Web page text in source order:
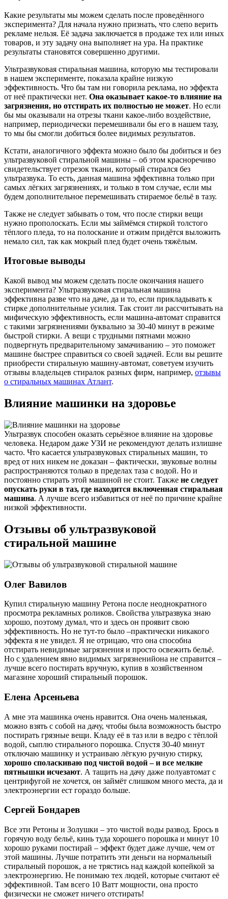
Какие результаты мы можем сделать после проведённого
эксперимента? Для начала нужно признать, что слепо верить
рекламе нельзя. Её задача заключается в продаже тех или иных
товаров, и эту задачу она выполняет на ура. На практике
результаты становятся совершенно другими.
Ультразвуковая стиральная машина, которую мы тестировали
в нашем эксперименте, показала крайне низкую
эффективность. Что бы там ни говорила реклама, но эффекта
от неё практически нет. Она оказывает какое-то влияние на
загрязнения, но отстирать их полностью не может. Но если
бы мы оказывали на отрезы ткани какое-либо воздействие,
например, периодически перемешивали бы его в нашем тазу,
то мы бы смогли добиться более видимых результатов.
Кстати, аналогичного эффекта можно было бы добиться и без
ультразвуковой стиральной машины – об этом красноречиво
свидетельствует отрезок ткани, который стирался без
ультразвука. То есть, данная машина эффективна только при
самых лёгких загрязнениях, и только в том случае, если мы
будем дополнительное перемешивать стираемое бельё в тазу.
Также не следует забывать о том, что после стирки вещи
нужно прополоскать. Если мы займёмся стиркой толстого
тёплого пледа, то на полоскание и отжим придётся выложить
немало сил, так как мокрый плед будет очень тяжёлым.
Итоговые выводы
Какой вывод мы можем сделать после окончания нашего
эксперимента? Ультразвуковая стиральная машина
эффективна разве что на даче, да и то, если прикладывать к
стирке дополнительные усилия. Так стоит ли рассчитывать на
мифическую эффективность, если машина-автомат справится
с такими загрязнениями буквально за 30-40 минут в режиме
быстрой стирки. А вещи с трудными пятнами можно
подвергнуть предварительному замачиванию – это поможет
машине быстрее справиться со своей задачей. Если вы решите
приобрести стиральную машину-автомат, советуем изучить
отзывы владельцев стиралок разных фирм, например, отзывы
о стиральных машинах Атлант.
Влияние машинки на здоровье
Ультразвук способен оказать серьёзное влияние на здоровье
человека. Недаром даже УЗИ не рекомендуют делать излишне
часто. Что касается ультразвуковых стиральных машин, то
вред от них никем не доказан – фактически, звуковые волны
распространяются только в пределах таза с водой. Но и
постоянно стирать этой машиной не стоит. Также не следует
опускать руки в таз, где находится включенная стиральная
машина. А лучше всего избавиться от неё по причине крайне
низкой эффективности.
Отзывы об ультразвуковой
стиральной машине
Олег Вавилов
Купил стиральную машину Ретона после неоднократного
просмотра рекламных роликов. Свойства ультразвука знаю
хорошо, поэтому думал, что и здесь он проявит свою
эффективность. Но не тут-то было –практически никакого
эффекта я не увидел. Я не отрицаю, что она способна
отстирать невидимые загрязнения и просто освежить бельё.
Но с удалением явно видимых загрязненийона не справится –
лучше всего постирать вручную, купив в хозяйственном
магазине хороший стиральный порошок.
Елена Арсеньева
А мне эта машинка очень нравится. Она очень маленькая,
можно взять с собой на дачу, чтобы была возможность быстро
постирать грязные вещи. Кладу её в таз или в ведро с тёплой
водой, сыплю стирального порошка. Спустя 30-40 минут
отключаю машинку и устраиваю лёгкую ручную стирку,
хорошо споласкиваю под чистой водой – и все мелкие
пятнышки исчезают. А тащить на дачу даже полуавтомат с
центрифугой не хочется, он займёт слишком много места, да и
электроэнергии ест гораздо больше.
Сергей Бондарев
Все эти Ретоны и Золушки – это чистой воды развод. Брось в
горячую воду бельё, кинь туда хорошего порошка и минут 10
хорошо руками постирай – эффект будет даже лучше, чем от
этой машины. Лучше потратить эти деньги на нормальный
стиральный порошок, а не трястись над каждой копейкой за
электроэнергию. Не понимаю тех людей, которые считают её
эффективной. Там всего 10 Ватт мощности, она просто
физически не сможет ничего отстирать!